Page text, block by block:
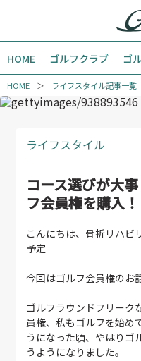
HOME ゴルフクラブ ゴ
HOME ライフスタイル記事一覧
ライフスタイル
コース選びが大
フ会員権を購入！
こんにちは、骨折リハビ
予定
今回はゴルフ会員権のお
ゴルフラウンドフリーク
員権、私もゴルフを始め
うになった頃、やはりゴ
うようになりました。